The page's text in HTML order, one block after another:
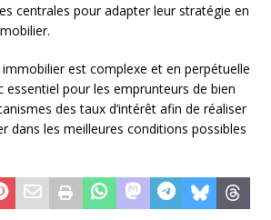
centrales pour adapter leur stratégie en
est complexe et en perpétuelle
essentiel pour les emprunteurs de bien
des taux d’intérêt afin de réaliser
dans les meilleures conditions possibles